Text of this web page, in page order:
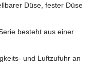
Düse, fester Düse
besteht aus einer
und Luftzufuhr an